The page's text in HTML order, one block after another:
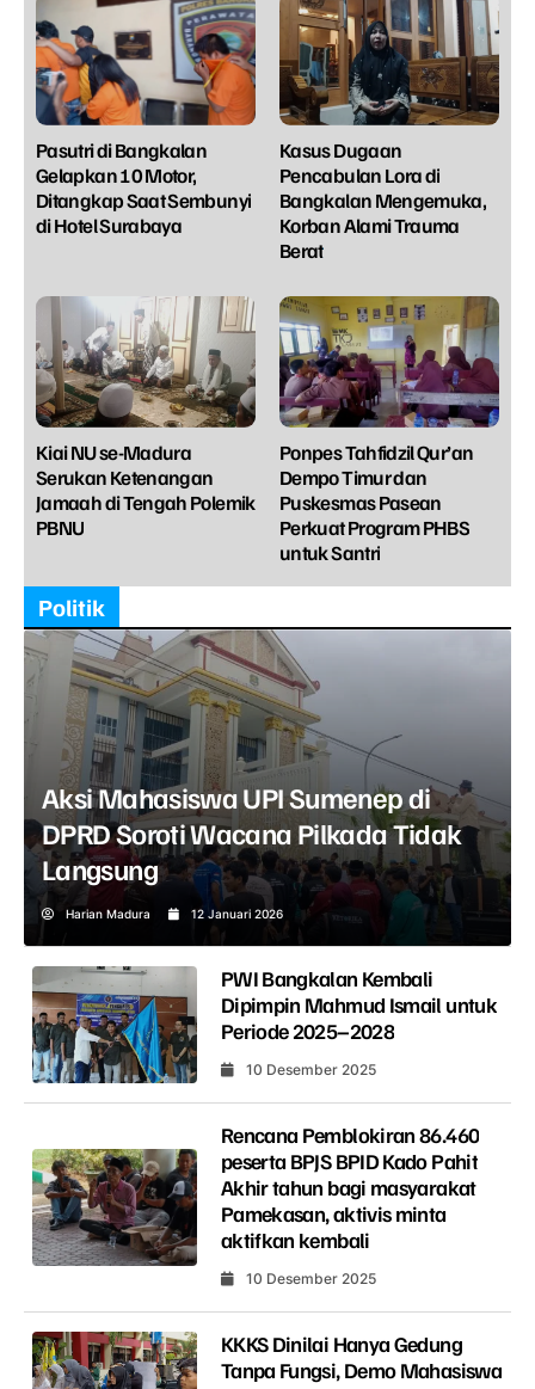
Pasutri di Bangkalan
Gelapkan 10 Motor,
Ditangkap Saat Sembunyi
di Hotel Surabaya
Kasus Dugaan
Pencabulan Lora di
Bangkalan Mengemuka,
Korban Alami Trauma
Berat
Kiai NU se-Madura
Serukan Ketenangan
Jamaah di Tengah Polemik
PBNU
Ponpes Tahfidzil Qur’an
Dempo Timur dan
Puskesmas Pasean
Perkuat Program PHBS
untuk Santri
Politik
Aksi Mahasiswa UPI Sumenep di
DPRD Soroti Wacana Pilkada Tidak
Langsung
Harian Madura 12 Januari 2026
PWI Bangkalan Kembali
Dipimpin Mahmud Ismail untuk
Periode 2025–2028
10 Desember 2025
Rencana Pemblokiran 86.460
peserta BPJS BPID Kado Pahit
Akhir tahun bagi masyarakat
Pamekasan, aktivis minta
aktifkan kembali
10 Desember 2025
KKKS Dinilai Hanya Gedung
Tanpa Fungsi, Demo Mahasiswa